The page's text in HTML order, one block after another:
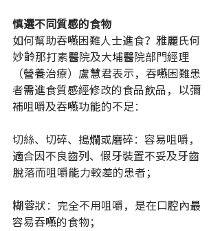
慎選不同質感的食物
如何幫助吞嚥困難人士進食？雅麗氏何
妙齡那打素醫院及大埔醫院部門經理
（營養治療）盧慧君表示，吞嚥困難患
者需進食質感經修改的食品飲品，以彌
補咀嚼及吞嚥功能的不足：
切絲、切碎、搗爛或磨碎：容易咀嚼，
適合因不良齒列、假牙裝置不妥及牙齒
脫落而咀嚼能力較差的患者；
糊蓉狀：完全不用咀嚼，是在口腔內最
容易吞嚥的食物；